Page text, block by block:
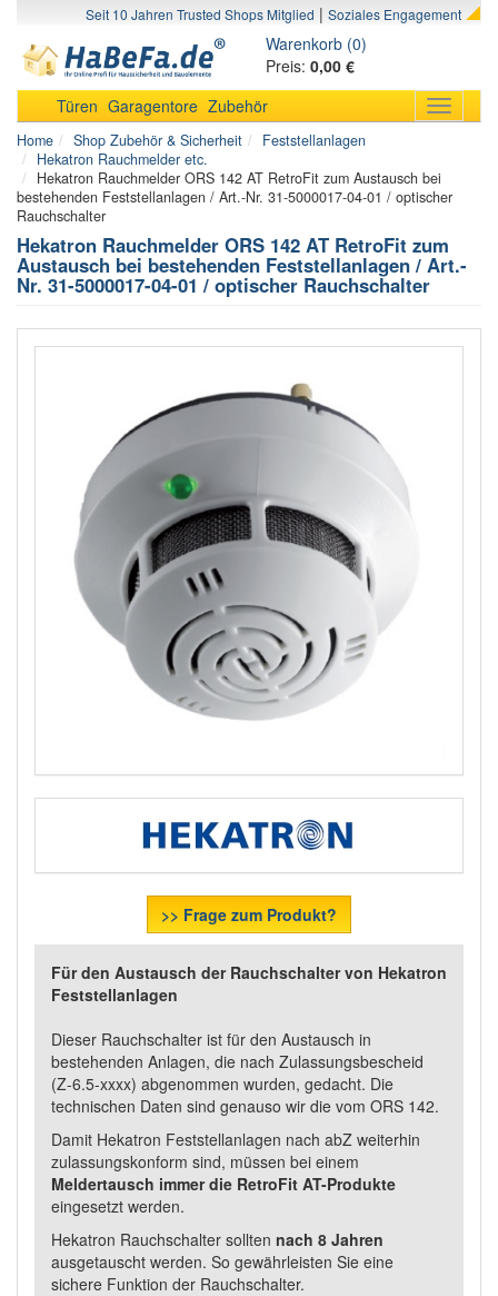
Seit 10 Jahren Trusted Shops Mitglied | Soziales Engagement
Warenkorb (0)
Preis: 0,00 €
Toggle
Türen Garagentore Zubehör
Home Shop Zubehör & Sicherheit
Feststellanlagen
Hekatron Rauchmelder etc.
Hekatron Rauchmelder ORS 142 AT RetroFit zum Austausch bei
bestehenden Feststellanlagen / Art.-Nr. 31-5000017-04-01 / optischer
Rauchschalter
Hekatron Rauchmelder ORS 142 AT RetroFit zum
Austausch bei bestehenden Feststellanlagen / Art.-
Nr. 31-5000017-04-01 / optischer Rauchschalter
>> Frage zum Produkt?
Für den Austausch der Rauchschalter von Hekatron
Feststellanlagen
Dieser Rauchschalter ist für den Austausch in
bestehenden Anlagen, die nach Zulassungsbescheid
(Z-6.5-xxxx) abgenommen wurden, gedacht. Die
technischen Daten sind genauso wir die vom ORS 142.
Damit Hekatron Feststellanlagen nach abZ weiterhin
zulassungskonform sind, müssen bei einem
Meldertausch immer die RetroFit AT-Produkte
eingesetzt werden.
Hekatron Rauchschalter sollten nach 8 Jahren
ausgetauscht werden. So gewährleisten Sie eine
sichere Funktion der Rauchschalter.